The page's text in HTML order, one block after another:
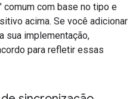
comum com base no tipo e
acima. Se você adicionar
sua implementação,
para refletir essas